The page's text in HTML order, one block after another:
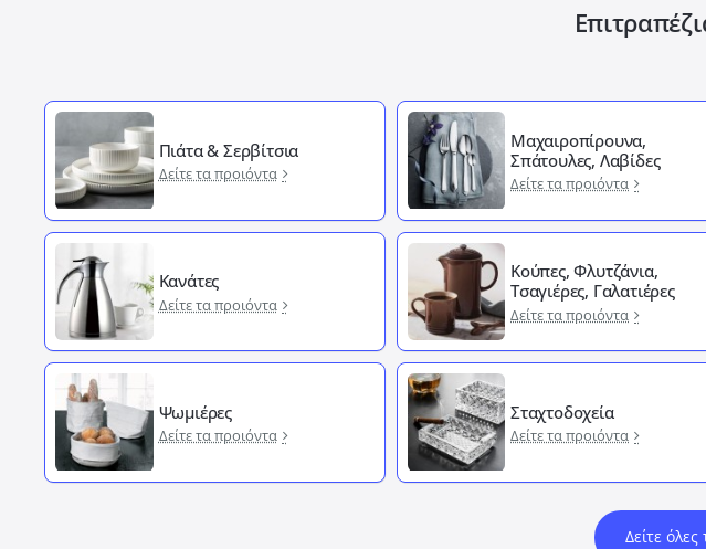
Πιάτα & Σερβίτσια
Δείτε τα προιόντα
Μαχαιροπίρουνα,
Σπάτουλες, Λαβίδες
Δείτε τα προιόντα
Κανάτες
Δείτε τα προιόντα
Κούπες, Φλυτζάνια,
Τσαγιέρες, Γαλατιέρες
Δείτε τα προιόντα
Ψωμιέρες
Δείτε τα προιόντα
Σταχτοδοχεία
Δείτε τα προιόντα
Δείτε όλες